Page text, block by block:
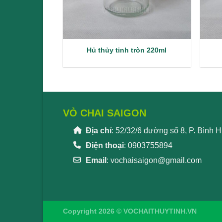
Hủ thủy tinh tròn 220ml
VỎ CHAI SAIGON
Địa chỉ: 52/32/6 đường số 8, P. Bình
Điện thoại: 0903755894
Email : vochaisaigon@gmail.com
Copyright 2026 © VOCHAITHUYTINH.VN